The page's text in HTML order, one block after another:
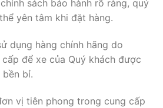
sách bảo hành rõ ràng, quý
yên tâm khi đặt hàng.
dụng hàng chính hãng do
để xe của Quý khách được
bỉ.
vị tiên phong trong cung cấp